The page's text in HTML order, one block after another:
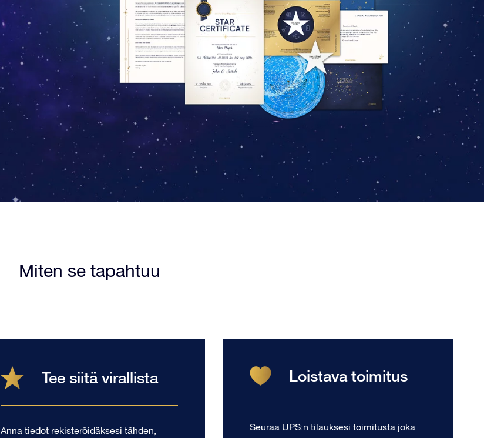
Miten se tapahtuu
Tee siitä virallista
Anna tiedot rekisteröidäksesi tähden,
Loistava toimitus
Seuraa UPS:n tilauksesi toimitusta joka